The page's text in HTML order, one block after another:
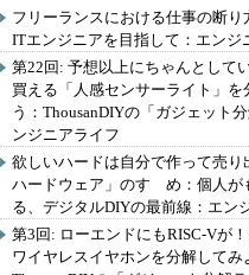
フリーランスにおける仕事の断り
ITエンジニアを目指して：エンジ
第22回: 予想以上にちゃんとして
買える「人感センサーライト」を
う：ThousanDIYの「ガジェット
ンジニアライフ
欲しいハードは自分で作って売り
ハードウェア」のすゝめ：個人が
る、デジタルDIYの最前線：エン
第3回: ローエンドにもRISC-Vが
ワイヤレスイヤホンを分解してみ